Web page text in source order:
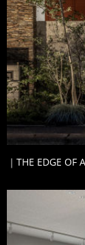
｜THE EDGE OF